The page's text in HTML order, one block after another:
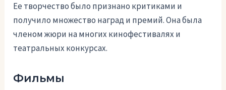
Ее творчество было признано критиками и
получило множество наград и премий. Она была
членом жюри на многих кинофестивалях и
театральных конкурсах.
Фильмы